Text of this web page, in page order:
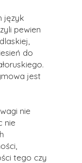
język
pewien
do
jest
nie
nie
tego czy